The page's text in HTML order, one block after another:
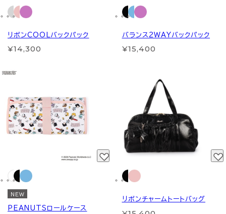
リボンCOOLバックパック
¥14,300
バランス2WAYバックパック
¥15,400
NEW
PEANUTSロールケース
リボンチャームトートバッグ